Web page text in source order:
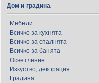
Дом и градина
Мебели
Всичко за кухнята
Всичко за спалнята
Всичко за банята
Осветление
Изкуство, декорация
Градина